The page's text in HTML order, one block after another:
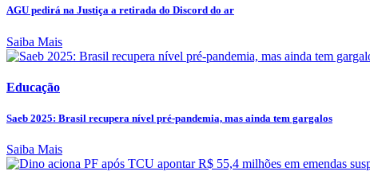
AGU pedirá na Justiça a retirada do Discord do ar
Saiba Mais
Educação
Saeb 2025: Brasil recupera nível pré-pandemia, mas ainda tem gargalos
Saiba Mais